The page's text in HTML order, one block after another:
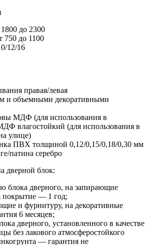
до 2300
750 до 1100
12/16
правая/левая
и объемными декоративными
МДФ (для использования в
влагостойкий (для использования в
улице)
ПВХ толщиной 0,12/0,15/0,18/0,30 мм
патина серебро
дверной блок:
блока дверного, на запирающие
покрытие — 1 год;
и фурнитуру, на декоративные
6 месяцев;
дверного, установленного в качестве
без лакового атмосферостойкого
— гарантия не